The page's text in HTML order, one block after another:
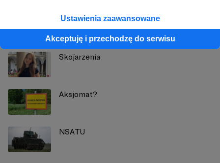
Ustawienia zaawansowane
Akceptuję i przechodzę do serwisu
Zobacz również
Skojarzenia
Aksjomat?
NSATU